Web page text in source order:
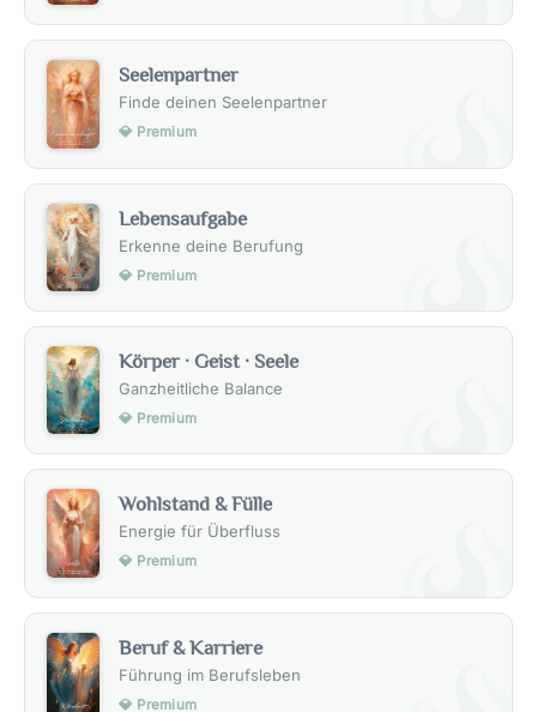
Seelenpartner
Finde deinen Seelenpartner
💎 Premium
Lebensaufgabe
Erkenne deine Berufung
💎 Premium
Körper · Geist · Seele
Ganzheitliche Balance
💎 Premium
Wohlstand & Fülle
Energie für Überfluss
💎 Premium
Beruf & Karriere
Führung im Berufsleben
💎 Premium